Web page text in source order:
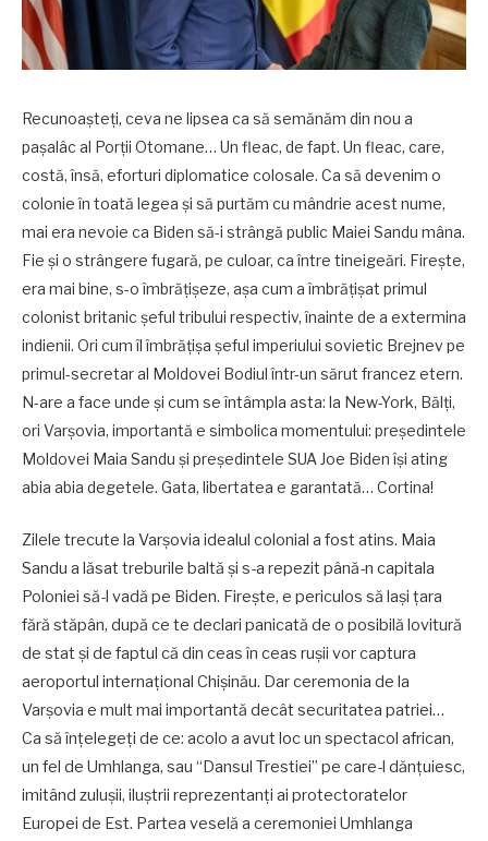
Recunoașteți, ceva ne lipsea ca să semănăm din nou a
pașalâc al Porții Otomane… Un fleac, de fapt. Un fleac, care,
costă, însă, eforturi diplomatice colosale. Ca să devenim o
colonie în toată legea și să purtăm cu mândrie acest nume,
mai era nevoie ca Biden să-i strângă public Maiei Sandu mâna.
Fie și o strângere fugară, pe culoar, ca între tineigeări. Firește,
era mai bine, s-o îmbrățișeze, așa cum a îmbrățișat primul
colonist britanic șeful tribului respectiv, înainte de a extermina
indienii. Ori cum îl îmbrățișa șeful imperiului sovietic Brejnev pe
primul-secretar al Moldovei Bodiul într-un sărut francez etern.
N-are a face unde și cum se întâmpla asta: la New-York, Bălți,
ori Varșovia, importantă e simbolica momentului: președintele
Moldovei Maia Sandu și președintele SUA Joe Biden își ating
abia abia degetele. Gata, libertatea e garantată… Cortina!
Zilele trecute la Varșovia idealul colonial a fost atins. Maia
Sandu a lăsat treburile baltă și s-a repezit până-n capitala
Poloniei să-l vadă pe Biden. Firește, e periculos să lași țara
fără stăpân, după ce te declari panicată de o posibilă lovitură
de stat și de faptul că din ceas în ceas rușii vor captura
aeroportul internațional Chișinău. Dar ceremonia de la
Varșovia e mult mai importantă decât securitatea patriei…
Ca să înțelegeți de ce: acolo a avut loc un spectacol african,
un fel de Umhlanga, sau “Dansul Trestiei” pe care-l dănțuiesc,
imitând zulușii, iluștrii reprezentanți ai protectoratelor
Europei de Est. Partea veselă a ceremoniei Umhlanga